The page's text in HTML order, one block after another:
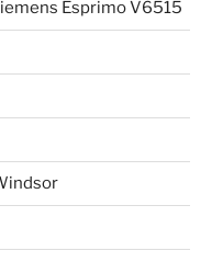
Esprimo V6515